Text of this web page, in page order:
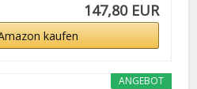
147,80 EUR
kaufen
ANGEBOT